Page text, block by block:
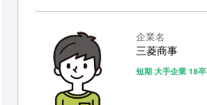
企業名
三菱商事
短期 大手企業 18卒